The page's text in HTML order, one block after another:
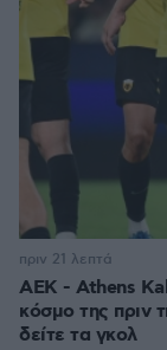
ΑΕΚ - Athens
κόσμο της πριν
δείτε τα γκολ
πριν 21 λεπτά